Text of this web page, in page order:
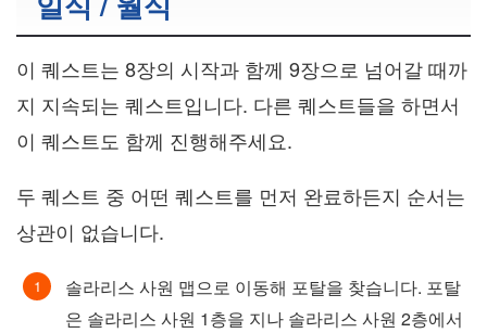
이 퀘스트는 8장의 시작과 함께 9장으로 넘어갈 때까
지 지속되는 퀘스트입니다. 다른 퀘스트들을 하면서
이 퀘스트도 함께 진행해주세요.
두 퀘스트 중 어떤 퀘스트를 먼저 완료하든지 순서는
상관이 없습니다.
솔라리스 사원 맵으로 이동해 포탈을 찾습니다. 포탈
은 솔라리스 사원 1층을 지나 솔라리스 사원 2층에서